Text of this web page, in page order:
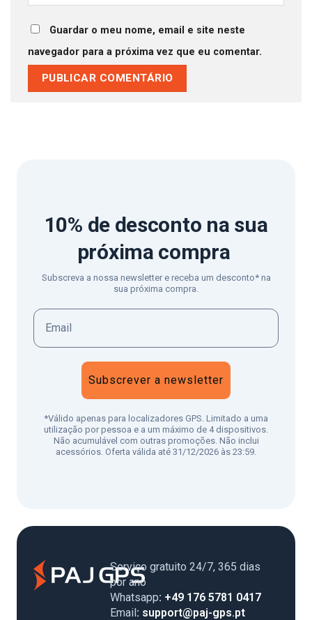
Guardar o meu nome, email e site neste
navegador para a próxima vez que eu comentar.
10% de desconto na sua
próxima compra
Subscreva a nossa newsletter e receba um desconto* na
sua próxima compra.
Subscrever a newsletter
*Válido apenas para localizadores GPS. Limitado a uma
utilização por pessoa e a um máximo de 4 dispositivos.
Não acumulável com outras promoções. Não inclui
acessórios. Oferta válida até 31/12/2026 às 23:59.
Serviço gratuito 24/7, 365 dias
por ano
Whatsapp: +49 176 5781 0417
Email: support@paj-gps.pt